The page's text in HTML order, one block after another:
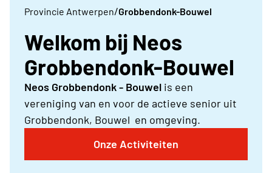
Provincie Antwerpen/Grobbendonk-Bouwel
Welkom bij Neos
Grobbendonk-Bouwel
Neos Grobbendonk - Bouwel is een
vereniging van en voor de actieve senior uit
Grobbendonk, Bouwel en omgeving.
Onze Activiteiten